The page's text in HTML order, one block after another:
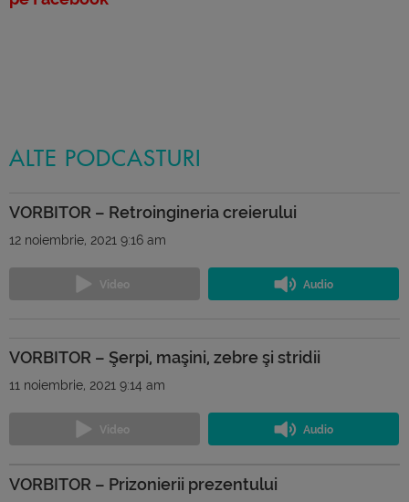
ALTE PODCASTURI
VORBITOR – Retroingineria creierului
12 noiembrie, 2021 9:16 am
VORBITOR – Şerpi, maşini, zebre şi stridii
11 noiembrie, 2021 9:14 am
VORBITOR – Prizonierii prezentului